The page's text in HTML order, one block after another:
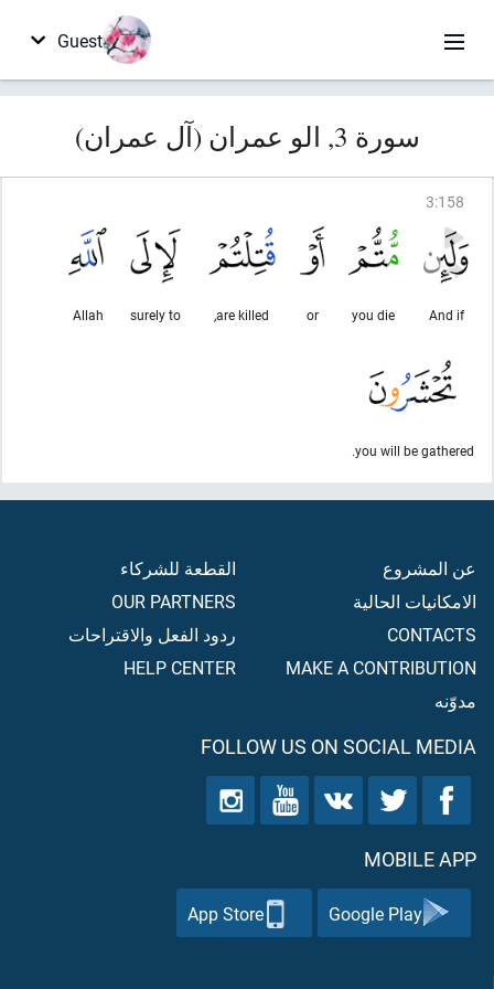
Guest
سورة 3, الو عمران (آل عمران)
3:158
And if
you die
or
are killed,
surely to
Allah
you will be gathered.
عن المشروع
الامكانيات الحالية
CONTACTS
MAKE A CONTRIBUTION
مدوّنه
القطعة للشركاء
OUR PARTNERS
ردود الفعل والاقتراحات
HELP CENTER
FOLLOW US ON SOCIAL MEDIA
MOBILE APP
Google Play
App Store